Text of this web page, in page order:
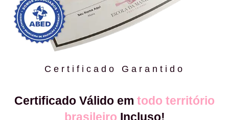
Certificado Garantido
Certificado Válido em todo território
brasileiro Incluso!